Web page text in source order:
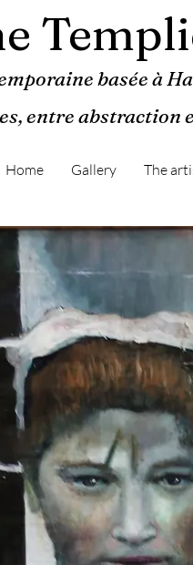
basée à
entre abstraction
Home Gallery The